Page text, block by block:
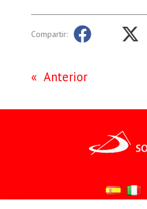
Compartir:
« Anterior